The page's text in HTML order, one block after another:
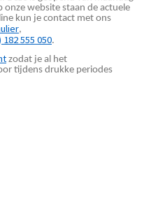
website staan de actuele
kun je contact met ons
,
182 555 050.
zodat je al het
tijdens drukke periodes